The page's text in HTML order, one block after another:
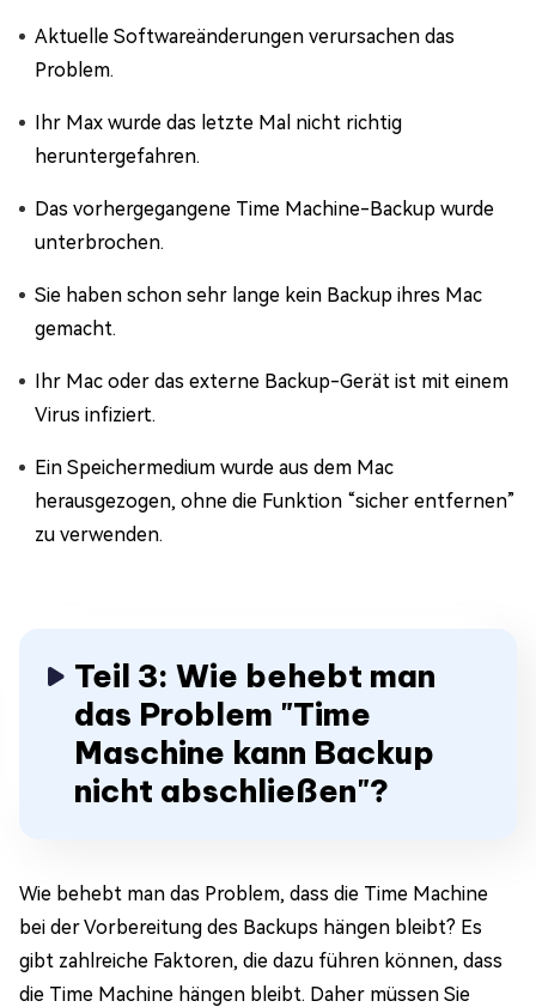
Aktuelle Softwareänderungen verursachen das
Problem.
Ihr Max wurde das letzte Mal nicht richtig
heruntergefahren.
Das vorhergegangene Time Machine-Backup wurde
unterbrochen.
Sie haben schon sehr lange kein Backup ihres Mac
gemacht.
Ihr Mac oder das externe Backup-Gerät ist mit einem
Virus infiziert.
Ein Speichermedium wurde aus dem Mac
herausgezogen, ohne die Funktion “sicher entfernen”
zu verwenden.
Teil 3: Wie behebt man
das Problem "Time
Maschine kann Backup
nicht abschließen"?
Wie behebt man das Problem, dass die Time Machine
bei der Vorbereitung des Backups hängen bleibt? Es
gibt zahlreiche Faktoren, die dazu führen können, dass
die Time Machine hängen bleibt. Daher müssen Sie